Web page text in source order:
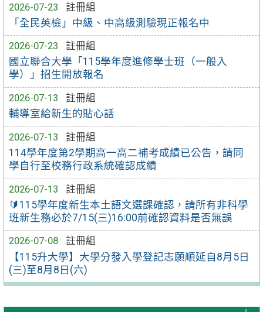
2026-07-23
註冊組
「全民英檢」中級、中高級測驗現正報名中
2026-07-23
註冊組
國立聯合大學「115學年度進修學士班（一般入
學）」招生開放報名
2026-07-13
註冊組
輔導室給新生的貼心話
2026-07-13
註冊組
114學年度第2學期高一高二補考成績已公告，請同
學自行至校務行政系統確認成績
2026-07-13
註冊組
🔰115學年度新生本土語文選課確認，請所有非科學
班新生務必於7/15(三)16:00前確認資料是否無誤
2026-07-08
註冊組
【115升大學】大學分發入學登記志願順延自8月5日
(三)至8月8日(六)